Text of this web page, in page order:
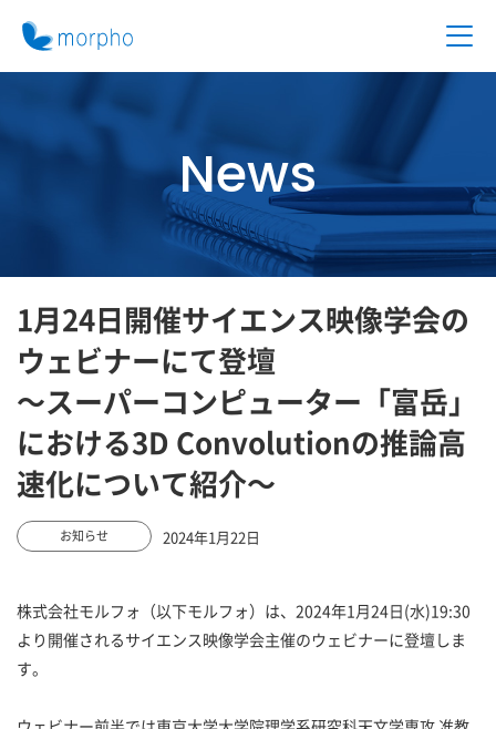
News
1月24日開催サイエンス映像学会の
ウェビナーにて登壇
～スーパーコンピューター「富岳」
における3D Convolutionの推論高
速化について紹介～
お知らせ 2024年1月22日
株式会社モルフォ（以下モルフォ）は、2024年1月24日(水)19:30
より開催されるサイエンス映像学会主催のウェビナーに登壇しま
す。